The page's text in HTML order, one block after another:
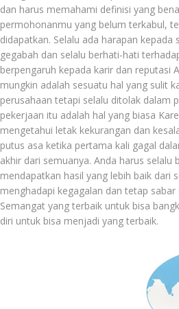
dan harus memahami definisi yang
permohonanmu yang belum terkabul,
didapatkan. Selalu ada harapan
gegabah dan selalu berhati-hati
berpengaruh kepada karir dan reputasi
mungkin adalah sesuatu hal yang sulit
perusahaan tetapi selalu ditolak dalam
pekerjaan itu adalah hal yang biasa
mengetahui letak kekurangan dan
putus asa ketika pertama kali gagal
akhir dari semuanya. Anda harus
mendapatkan hasil yang lebih baik dari
menghadapi kegagalan dan tetap
Semangat yang terbaik untuk bisa
diri untuk bisa menjadi yang terbaik.